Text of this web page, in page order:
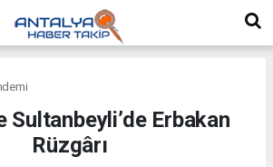
Sultanbeyli’de Erbakan
Rüzgârı